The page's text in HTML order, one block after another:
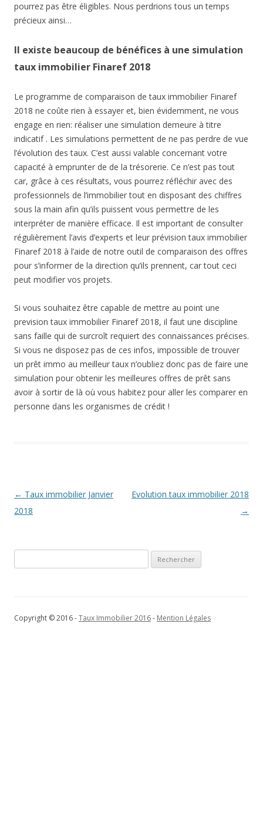
pourrez pas être éligibles. Nous perdrions tous un temps
précieux ainsi…
Il existe beaucoup de bénéfices à une simulation
taux immobilier Finaref 2018
Le programme de comparaison de taux immobilier Finaref
2018 ne coûte rien à essayer et, bien évidemment, ne vous
engage en rien: réaliser une simulation demeure à titre
indicatif . Les simulations permettent de ne pas perdre de vue
l’évolution des taux. C’est aussi valable concernant votre
capacité à emprunter de de la trésorerie. Ce n’est pas tout
car, grâce à ces résultats, vous pourrez réfléchir avec des
professionnels de l’immobilier tout en disposant des chiffres
sous la main afin qu’ils puissent vous permettre de les
interpréter de manière efficace. Il est important de consulter
régulièrement l’avis d’experts et leur prévision taux immobilier
Finaref 2018 à l’aide de notre outil de comparaison des offres
pour s’informer de la direction qu’ils prennent, car tout ceci
peut modifier vos projets.
Si vous souhaitez être capable de mettre au point une
prevision taux immobilier Finaref 2018, il faut une discipline
sans faille qui de surcroît requiert des connaissances précises.
Si vous ne disposez pas de ces infos, impossible de trouver
un prêt immo au meilleur taux n’oubliez donc pas de faire une
simulation pour obtenir les meilleures offres de prêt sans
avoir à sortir de là où vous habitez pour aller les comparer en
personne dans les organismes de crédit !
Navigation
des
← Taux immobilier Janvier
2018
Evolution taux immobilier 2018
→
Copyright © 2016 -Taux Immobilier 2016- Mention Légales